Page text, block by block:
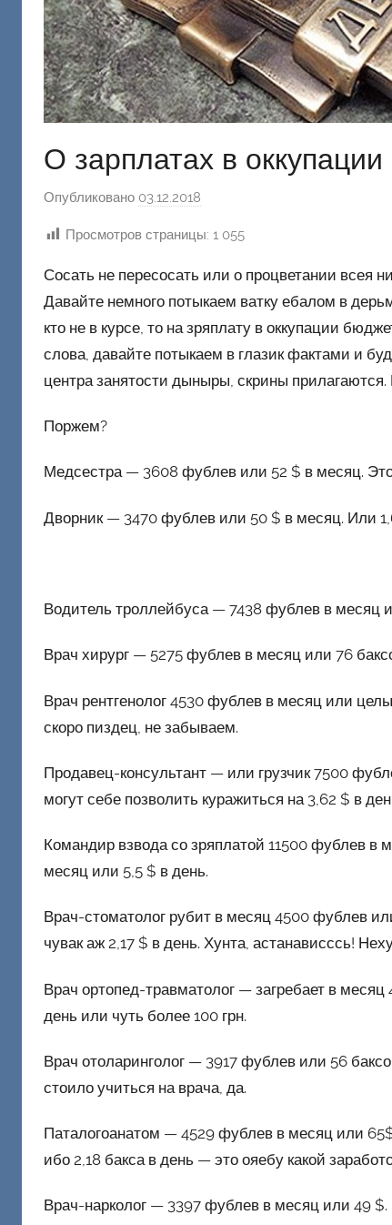
О зарплатах в оккупации
Опубликовано 03.12.2018
т
о
Ф
а
Д
н
Просмотров страницы: 1 055
Сосать не пересосать или о процветании всея
Давайте немного потыкаем ватку ебалом в
кто не в курсе, то на зряплату в оккупации
слова, давайте потыкаем в глазик фактами и
центра занятости дыныры, скрины
Поржем?
Медсестра — 3608 фублев или 52 $ в месяц. Это
Дворник — 3470 фублев или 50 $ в месяц. Или
Водитель троллейбуса — 7438 фублев в месяц
Врач хирург — 5275 фублев в месяц или 76
Врач рентгенолог 4530 фублев в месяц или
скоро пиздец, не забываем.
Продавец-консультант — или грузчик 7500
могут себе позволить куражиться на 3,62 $ в
Командир взвода со зряплатой 11500 фублев в
месяц или 5,5 $ в день.
Врач-стоматолог рубит в месяц 4500 фублев
чувак аж 2,17 $ в день. Хунта, астанависссь!
Врач ортопед-травматолог — загребает в
день или чуть более 100 грн.
Врач отоларинголог — 3917 фублев или 56
стоило учиться на врача, да.
Паталогоанатом — 4529 фублев в месяц или
ибо 2,18 бакса в день — это ояебу какой
Врач-нарколог — 3397 фублев в месяц или 49